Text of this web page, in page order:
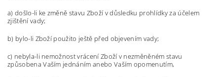
a) došlo-li ke změně stavu Zboží v důsledku prohlídky za účelem
zjištění vady;
b) bylo-li Zboží použito ještě před objevením vady;
c) nebyla-li nemožnost vrácení Zboží v nezměněném stavu
způsobena Vaším jednáním anebo Vaším opomenutím,